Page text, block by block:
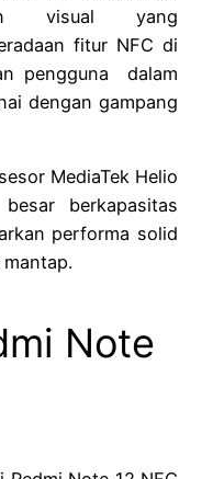
visual yang
fitur NFC di
pengguna dalam
dengan gampang
MediaTek Helio
berkapasitas
performa solid
Note